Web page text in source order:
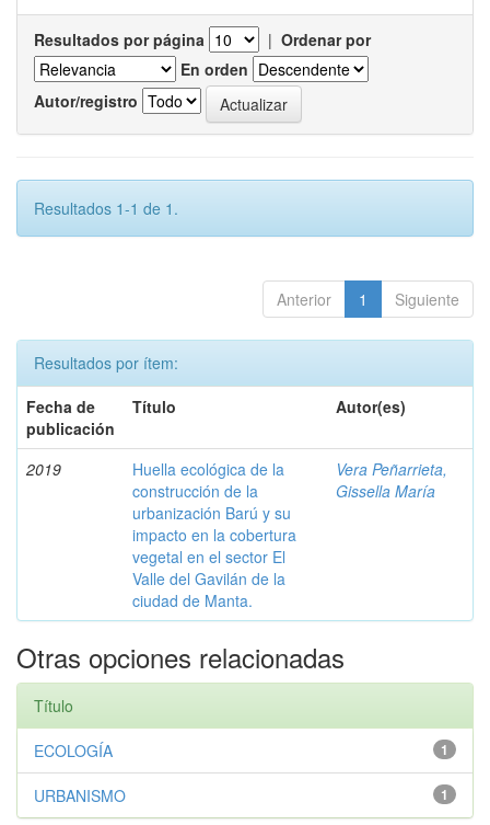
Resultados por página | Ordenar por
En orden
Autor/registro
Resultados 1-1 de 1.
Anterior 1 Siguiente
Resultados por ítem:
Fecha de
publicación
Título Autor(es)
2019
Huella ecológica de la
construcción de la
urbanización Barú y su
impacto en la cobertura
vegetal en el sector El
Valle del Gavilán de la
ciudad de Manta.
Vera Peñarrieta,
Gissella María
Otras opciones relacionadas
Título
1
ECOLOGÍA
1
URBANISMO